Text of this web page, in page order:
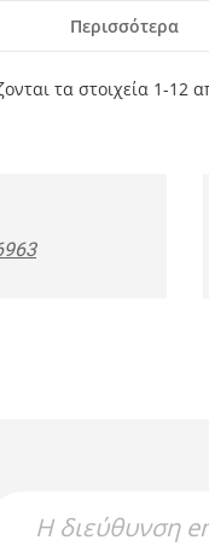
Περισσότερα
τα στοιχεία 1-12